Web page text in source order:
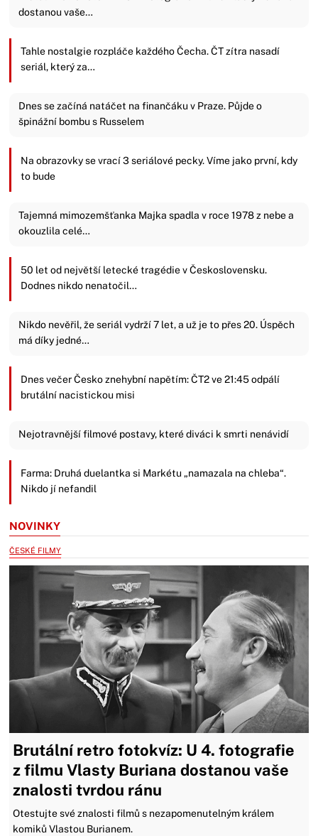
dostanou vaše…
Tahle nostalgie rozpláče každého Čecha. ČT zítra nasadí
seriál, který za…
Dnes se začíná natáčet na finančáku v Praze. Půjde o
špinážní bombu s Russelem
Na obrazovky se vrací 3 seriálové pecky. Víme jako první, kdy
to bude
Tajemná mimozemšťanka Majka spadla v roce 1978 z nebe a
okouzlila celé…
50 let od největší letecké tragédie v Československu.
Dodnes nikdo nenatočil…
Nikdo nevěřil, že seriál vydrží 7 let, a už je to přes 20. Úspěch
má díky jedné…
Dnes večer Česko znehybní napětím: ČT2 ve 21:45 odpálí
brutální nacistickou misi
Nejotravnější filmové postavy, které diváci k smrti nenávidí
Farma: Druhá duelantka si Markétu „namazala na chleba“.
Nikdo jí nefandil
NOVINKY
ČESKÉ FILMY
Brutální retro fotokvíz: U 4. fotografie
z filmu Vlasty Buriana dostanou vaše
znalosti tvrdou ránu
Otestujte své znalosti filmů s nezapomenutelným králem
komiků Vlastou Burianem.